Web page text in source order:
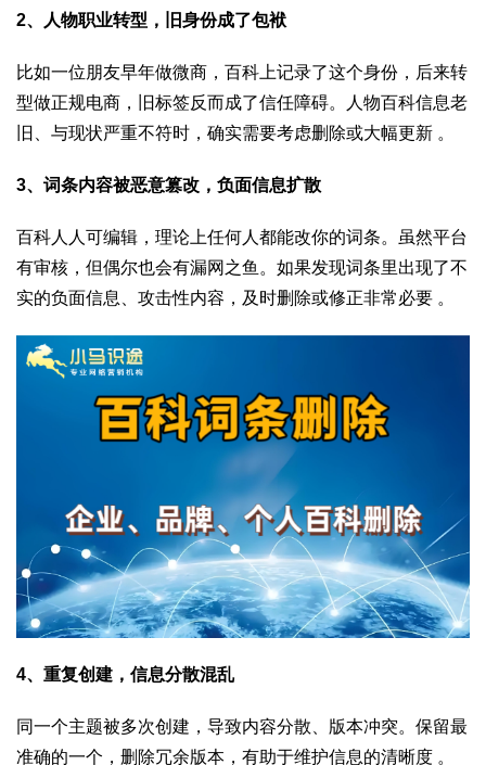
2、人物职业转型，旧身份成了包袱
比如一位朋友早年做微商，百科上记录了这个身份，后来转
型做正规电商，旧标签反而成了信任障碍。人物百科信息老
旧、与现状严重不符时，确实需要考虑删除或大幅更新 。
3、词条内容被恶意篡改，负面信息扩散
百科人人可编辑，理论上任何人都能改你的词条。虽然平台
有审核，但偶尔也会有漏网之鱼。如果发现词条里出现了不
实的负面信息、攻击性内容，及时删除或修正非常必要 。
4、重复创建，信息分散混乱
同一个主题被多次创建，导致内容分散、版本冲突。保留最
准确的一个，删除冗余版本，有助于维护信息的清晰度 。